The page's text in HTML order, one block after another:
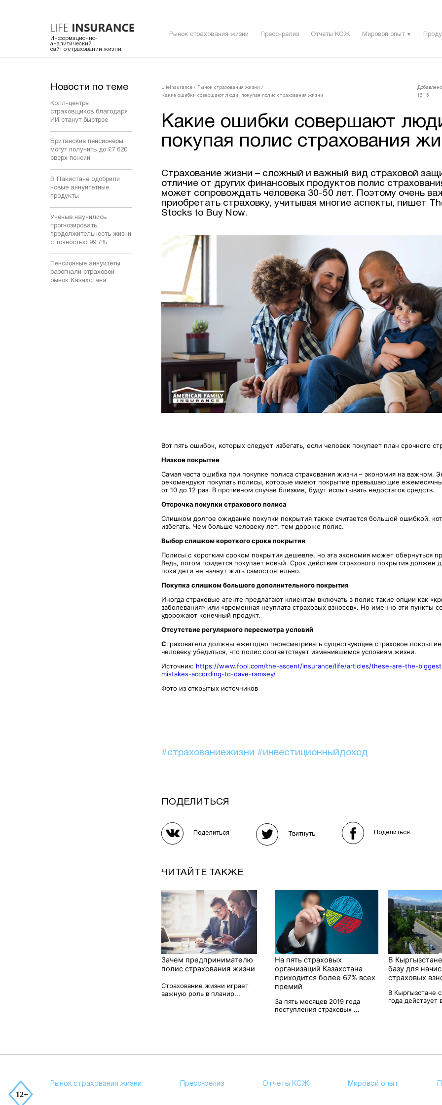
Информационно-
аналитический
сайт о страховании жизни
Рынок страхования жизни Пресс-релиз Отчеты КСЖ Мировой опыт ▼
Новости по теме
Колл-центры
страховщиков благодаря
ИИ станут быстрее
Британские пенсионеры
могут получить до £7 620
сверх пенсии
В Пакистане одобрили
новые аннуитетные
продукты
Ученые научились
прогнозировать
продолжительность жизни
с точностью 99,7%
Пенсионные аннуитеты
разогнали страховой
рынок Казахстана
LifeInsurance / Рынок страхования жизни /
Какие ошибки совершают люди, покупая полис страхования жизни
16:15
Какие ошибки совершают
покупая полис страхования
Страхование жизни – сложный и важный вид страховой
отличие от других финансовых продуктов полис
может сопровождать человека 30-50 лет. Поэтому очень
приобретать страховку, учитывая многие аспекты, пишет
Stocks to Buy Now.
Вот пять ошибок, которых следует избегать, если человек покупает план срочного
Низкое покрытие
Самая часта ошибка при покупке полиса страхования жизни – экономия на важном.
рекомендуют покупать полисы, которые имеют покрытие превышающие
от 10 до 12 раз. В противном случае близкие, будут испытывать недостаток средств.
Отсрочка покупки страхового полиса
Слишком долгое ожидание покупки покрытия также считается большой ошибкой,
избегать. Чем больше человеку лет, тем дороже полис.
Выбор слишком короткого срока покрытия
Полисы с коротким сроком покрытия дешевле, но эта экономия может обернуться
Ведь, потом придется покупает новый. Срок действия страхового покрытия должен
пока дети не начнут жить самостоятельно.
Покупка слишком большого дополнительного покрытия
Иногда страховые агенте предлагают клиентам включать в полис такие опции как
заболевания» или «временная неуплата страховых взносов». Но именно эти пункты
удорожают конечный продукт.
Отсутствие регулярного пересмотра условий
Страхователи должны ежегодно пересматривать существующее страховое
человеку убедиться, что полис соответствует изменившимся условиям жизни.
Источник: https://www.fool.com/the-ascent/insurance/life/articles/these-are-the-
mistakes-according-to-dave-ramsey/
Фото из открытых источников
#страхованиежизни #инвестиционныйдоход
ПОДЕЛИТЬСЯ
Поделиться Твитнуть Поделиться
ЧИТАЙТЕ ТАКЖЕ
Зачем предпринимателю
полис страхования жизни
Страхование жизни играет
важную роль в планир...
На пять страховых
организаций Казахстана
приходится более 67% всех
премий
За пять месяцев 2019 года
поступления страховых ...
В
базу для
страховых
В Кыргызстане
года действует
Рынок страхования жизни Пресс-релиз Отчеты КСЖ Мировой опыт